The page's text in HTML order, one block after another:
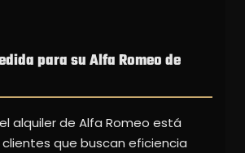
para su Alfa Romeo de
alquiler de Alfa Romeo está
que buscan eficiencia